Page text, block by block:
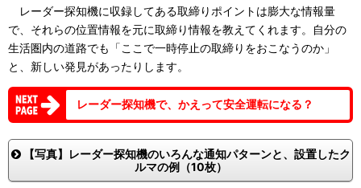
レーダー探知機に収録してある取締りポイントは膨大な情報量
で、それらの位置情報を元に取締り情報を教えてくれます。自分の
生活圏内の道路でも「ここで一時停止の取締りをおこなうのか」
と、新しい発見があったりします。
レーダー探知機で、かえって安全運転になる？
【写真】レーダー探知機のいろんな通知パターンと、設置したク
ルマの例（10枚）